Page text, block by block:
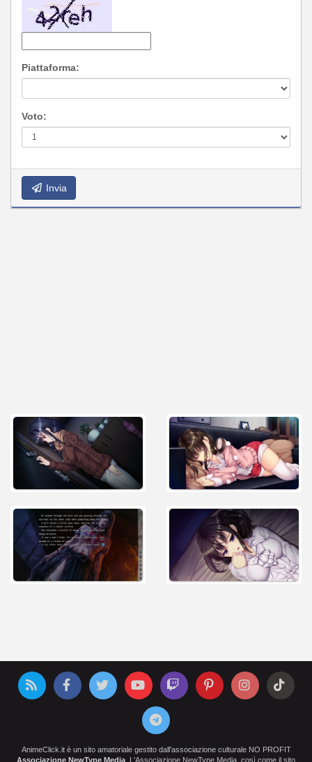
Piattaforma:
Voto:
Invia
AnimeClick.it è un sito amatoriale gestito dall'associazione culturale NO PROFIT
Associazione NewType Media . L'Associazione NewType Media, così come il sito